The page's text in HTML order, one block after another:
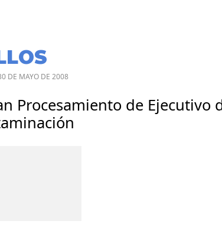
DE MAYO DE 2008
Procesamiento de Ejecutivo